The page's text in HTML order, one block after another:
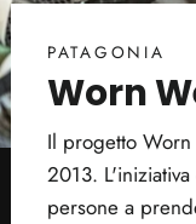
PATAGONIA
Worn
Il progetto Worn
2013.
persone a